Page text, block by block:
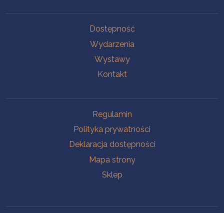
Dostępność
Wydarzenia
Wystawy
Kontakt
Regulamin
Polityka prywatności
Deklaracja dostępności
Mapa strony
Sklep